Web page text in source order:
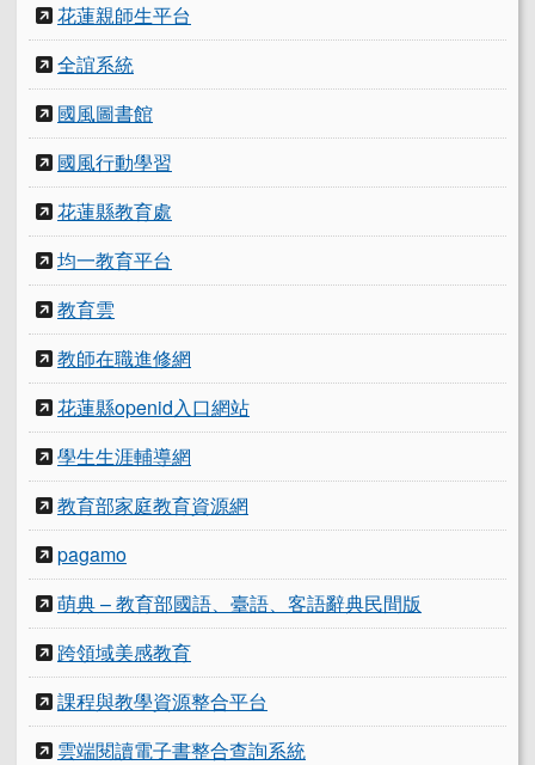
花蓮親師生平台
全誼系統
國風圖書館
國風行動學習
花蓮縣教育處
均一教育平台
教育雲
教師在職進修網
花蓮縣openid入口網站
學生生涯輔導網
教育部家庭教育資源網
pagamo
萌典 – 教育部國語、臺語、客語辭典民間版
跨領域美感教育
課程與教學資源整合平台
雲端閱讀電子書整合查詢系統